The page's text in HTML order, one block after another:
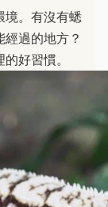
境。有沒有蟋
過的地方？
好習慣。